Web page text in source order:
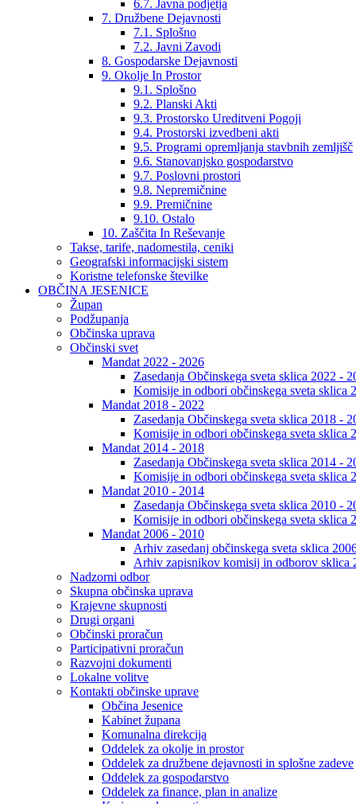
6.7. Javna podjetja
7. Družbene Dejavnosti
7.1. Splošno
7.2. Javni Zavodi
8. Gospodarske Dejavnosti
9. Okolje In Prostor
9.1. Splošno
9.2. Planski Akti
9.3. Prostorsko Ureditveni Pogoji
9.4. Prostorski izvedbeni akti
9.5. Programi opremljanja stavbnih zemljišč
9.6. Stanovanjsko gospodarstvo
9.7. Poslovni prostori
9.8. Nepremičnine
9.9. Premičnine
9.10. Ostalo
10. Zaščita In Reševanje
Takse, tarife, nadomestila, ceniki
Geografski informacijski sistem
Koristne telefonske številke
OBČINA JESENICE
Župan
Podžupanja
Občinska uprava
Občinski svet
Mandat 2022 - 2026
Zasedanja Občinskega sveta sklica 2022 -
Komisije in odbori občinskega sveta sklica
Mandat 2018 - 2022
Zasedanja Občinskega sveta sklica 2018 -
Komisije in odbori občinskega sveta sklica
Mandat 2014 - 2018
Zasedanja Občinskega sveta sklica 2014 -
Komisije in odbori občinskega sveta sklica
Mandat 2010 - 2014
Zasedanja Občinskega sveta sklica 2010 -
Komisije in odbori občinskega sveta sklica
Mandat 2006 - 2010
Arhiv zasedanj občinskega sveta sklica
Arhiv zapisnikov komisij in odborov sklica
Nadzorni odbor
Skupna občinska uprava
Krajevne skupnosti
Drugi organi
Občinski proračun
Participativni proračun
Razvojni dokumenti
Lokalne volitve
Kontakti občinske uprave
Občina Jesenice
Kabinet župana
Komunalna direkcija
Oddelek za okolje in prostor
Oddelek za družbene dejavnosti in splošne zadeve
Oddelek za gospodarstvo
Oddelek za finance, plan in analize